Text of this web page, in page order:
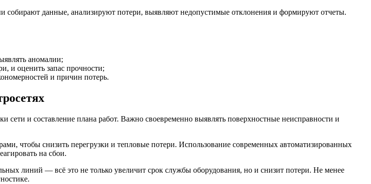
собирают данные, анализируют потери, выявляют недопустимые отклонения и формируют отчеты.
аномалии;
и оценить запас прочности;
и причин потерь.
и составление плана работ. Важно своевременно выявлять поверхностные неисправности и
чтобы снизить перегрузки и тепловые потери. Использование современных автоматизированных
на сбои.
линий — всё это не только увеличит срок службы оборудования, но и снизит потери. Не менее